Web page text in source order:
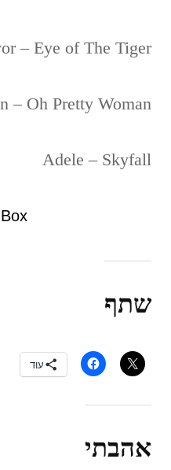
– Eye of The Tiger
– Oh Pretty Woman
Adele – Skyfall
שתף
עוד
אהבתי